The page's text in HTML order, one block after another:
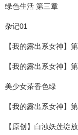
绿色生活 第三章
杂记01
【我的露出系女神】
【我的露出系女神】
美少女茶香色绿
【我的露出系女神】
【原创】白浊妖莲绽